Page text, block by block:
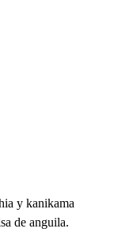
y kanikama
de anguila.